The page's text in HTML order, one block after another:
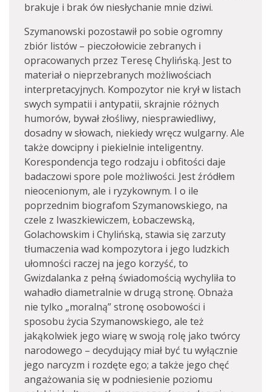
brakuje i brak ów niesłychanie mnie dziwi.
Szymanowski pozostawił po sobie ogromny
zbiór listów – pieczołowicie zebranych i
opracowanych przez Teresę Chylińską. Jest to
materiał o nieprzebranych możliwościach
interpretacyjnych. Kompozytor nie krył w listach
swych sympatii i antypatii, skrajnie różnych
humorów, bywał złośliwy, niesprawiedliwy,
dosadny w słowach, niekiedy wręcz wulgarny. Ale
także dowcipny i piekielnie inteligentny.
Korespondencja tego rodzaju i obfitości daje
badaczowi spore pole możliwości. Jest źródłem
nieocenionym, ale i ryzykownym. I o ile
poprzednim biografom Szymanowskiego, na
czele z Iwaszkiewiczem, Łobaczewską,
Golachowskim i Chylińską, stawia się zarzuty
tłumaczenia wad kompozytora i jego ludzkich
ułomności raczej na jego korzyść, to
Gwizdalanka z pełną świadomością wychyliła to
wahadło diametralnie w drugą stronę. Obnaża
nie tylko „moralną” stronę osobowości i
sposobu życia Szymanowskiego, ale też
jakąkolwiek jego wiarę w swoją rolę jako twórcy
narodowego – decydujący miał być tu wyłącznie
jego narcyzm i rozdęte ego; a także jego chęć
angażowania się w podniesienie poziomu